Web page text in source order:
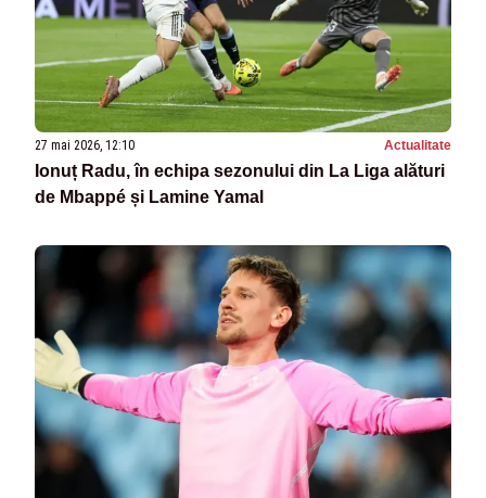
27 mai 2026, 12:10 Actualitate
Ionuț Radu, în echipa sezonului din La Liga alături
de Mbappé și Lamine Yamal